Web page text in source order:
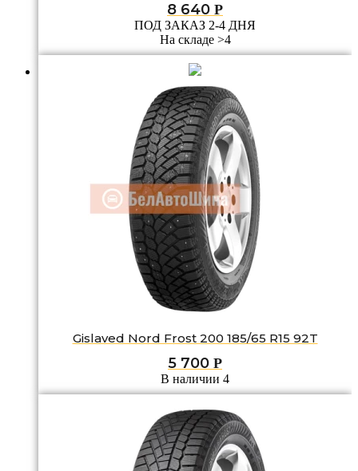
8 640 Р
ПОД ЗАКАЗ 2-4 ДНЯ
На складе >4
Gislaved Nord Frost 200 185/65 R15 92T
5 700 Р
В наличии 4